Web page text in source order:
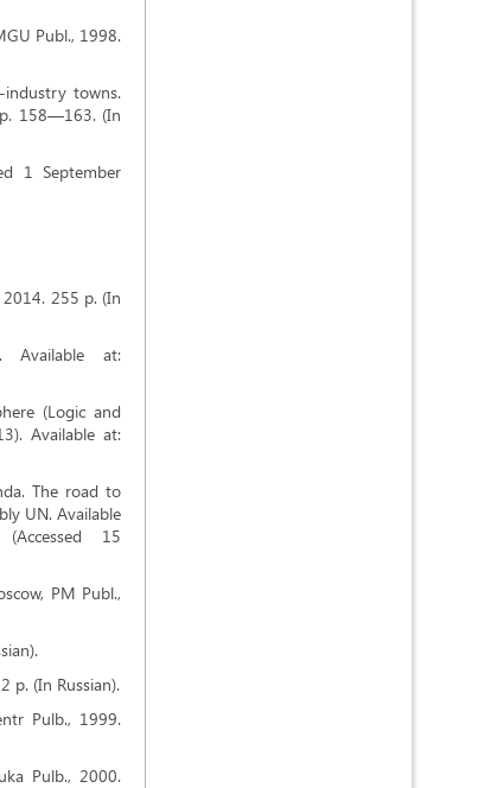
Publ., 1998.
industry towns.
158—163. (In
1 September
2014. 255 p. (In
Available at:
(Logic and
Available at:
The road to
UN. Available
(Accessed 15
РМ Publ.,
p. (In Russian).
Pulb., 1999.
Pulb., 2000.